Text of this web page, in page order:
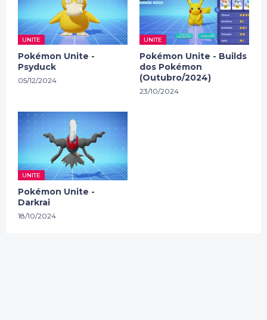
UNITE
Pokémon Unite -
Psyduck
05/12/2024
UNITE
Pokémon Unite - Builds
dos Pokémon
(Outubro/2024)
23/10/2024
UNITE
Pokémon Unite -
Darkrai
18/10/2024